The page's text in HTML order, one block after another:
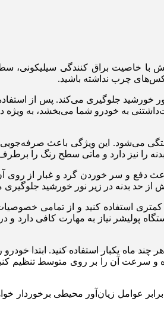
خاصیت براق کنندگی سیلیکونی،
چرب نداشته باشید.
خورشید جلوگیری می‌کند. پس از
به خودرو شما می‌بخشد، به
می‌شود. این ویژگی باعث صرفه‌جویی
را نیز دارد و ماتی سطح رنگ را
دفع و سر خوردن گرد و غبار از
از حد بدنه در زیر نور خورشید جلوگیری
استفاده کنید و از تمامی
دستگاه پولیشر نیاز به مهارت کافی
ماه یکبار استفاده کنید. ابتدا
و سرعت آن را بر روی متوسط تنظیم
عوامل زیان‌آور محیطی برخوردار